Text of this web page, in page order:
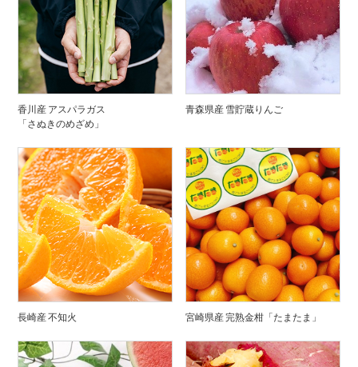
香川産 アスパラガス
「さぬきのめざめ」
青森県産 雪貯蔵りんご
長崎産 不知火 宮崎県産 完熟金柑「たまたま」